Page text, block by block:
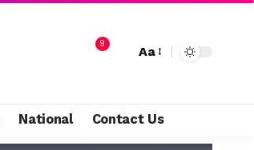
9
Aa
National Contact Us